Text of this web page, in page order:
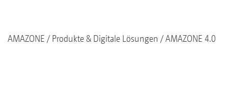
AMAZONE Produkte & Digitale Lösungen AMAZONE 4.0